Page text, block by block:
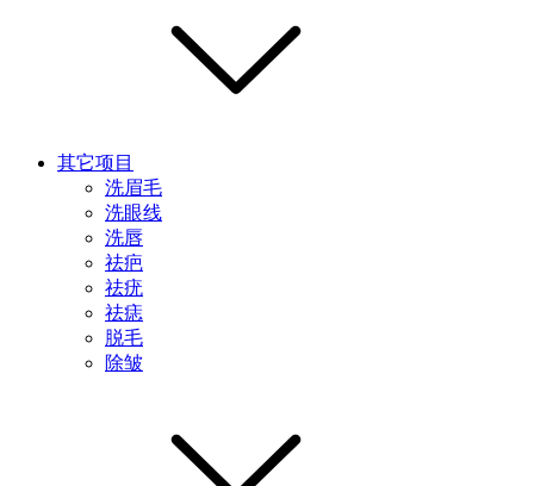
其它项目
洗眉毛
洗眼线
洗唇
祛疤
祛疣
祛痣
脱毛
除皱